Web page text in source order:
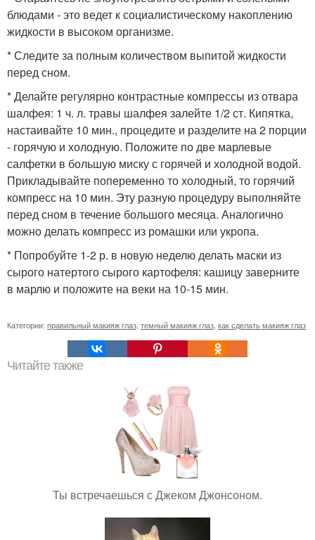
блюдами - это ведет к социалистическому накоплению
жидкости в высоком организме.
* Следите за полным количеством выпитой жидкости
перед сном.
* Делайте регулярно контрастные компрессы из отвара
шалфея: 1 ч. л. травы шалфея залейте 1/2 ст. Кипятка,
настаивайте 10 мин., процедите и разделите на 2 порции
- горячую и холодную. Положите по две марлевые
салфетки в большую миску с горячей и холодной водой.
Прикладывайте попеременно то холодный, то горячий
компресс на 10 мин. Эту разную процедуру выполняйте
перед сном в течение большого месяца. Аналогично
можно делать компресс из ромашки или укропа.
* Попробуйте 1-2 р. в новую неделю делать маски из
сырого натертого сырого картофеля: кашицу заверните
в марлю и положите на веки на 10-15 мин.
Категории: правильный макияж глаз темный макияж глаз как сделать макияж глаз
Читайте также
Ты встречаешься с Джеком Джонсоном.